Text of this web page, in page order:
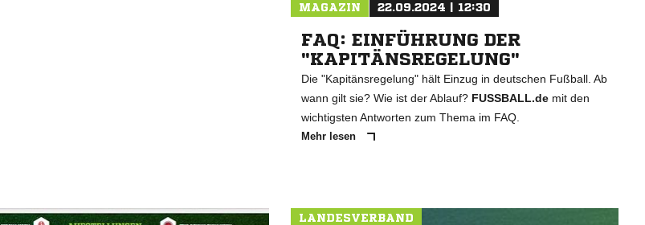
MAGAZIN 22.09.2024 | 12:30
FAQ: EINFÜHRUNG DER
"KAPITÄNSREGELUNG"
Die "Kapitänsregelung" hält Einzug in deutschen Fußball. Ab
wann gilt sie? Wie ist der Ablauf? FUSSBALL.de mit den
wichtigsten Antworten zum Thema im FAQ.
Mehr lesen
LANDESVERBAND